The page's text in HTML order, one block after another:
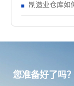
制造业仓库如
您准备好了吗